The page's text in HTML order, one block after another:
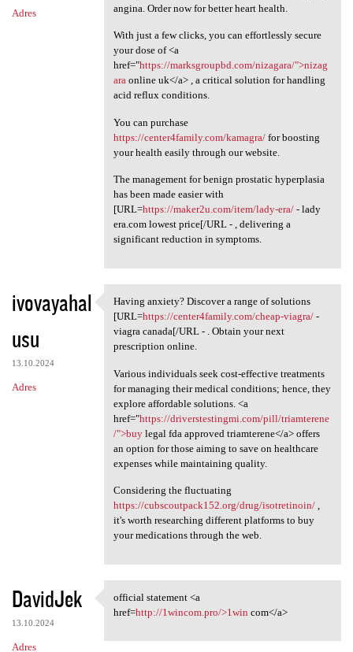
Adres
angina. Order now for better heart health.
With just a few clicks, you can effortlessly secure
your dose of <a
href="https://marksgroupbd.com/nizagara/">nizag
araonline uk</a> , a critical solution for handling
acid reflux conditions.
You can purchase
https://center4family.com/kamagra/for boosting
your health easily through our website.
The management for benign prostatic hyperplasia
has been made easier with
[URL=https://maker2u.com/item/lady-era/- lady
era.com lowest price[/URL - , delivering a
significant reduction in symptoms.
ivovayahal
usu
13.10.2024
Adres
Having anxiety? Discover a
Having anxiety? Discover a range of solutions
[URL=https://center4family.com/cheap-viagra/-
viagra canada[/URL - . Obtain your next
prescription online.
Various individuals seek cost-effective treatments
for managing their medical conditions; hence, they
explore affordable solutions. <a
href="https://driverstestingmi.com/pill/triamterene
/">buylegal fda approved triamterene</a> offers
an option for those aiming to save on healthcare
expenses while maintaining quality.
Considering the fluctuating
https://cubscoutpack152.org/drug/isotretinoin/,
it's worth researching different platforms to buy
your medications through the web.
DavidJek
13.10.2024
Adres
official statement <a href
official statement <a
href=http://1wincom.pro/>1win com</a>